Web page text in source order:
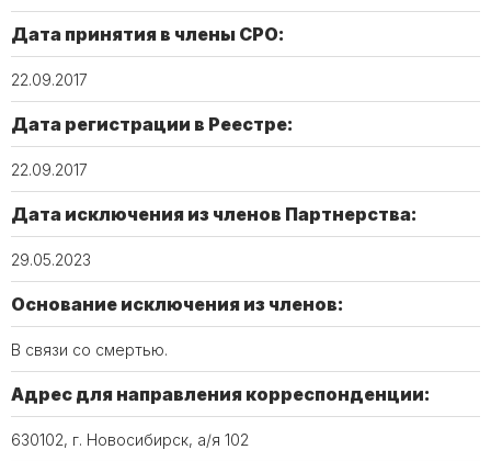
Дата принятия в члены СРО:
22.09.2017
Дата регистрации в Реестре:
22.09.2017
Дата исключения из членов Партнерства:
29.05.2023
Основание исключения из членов:
В связи со смертью.
Адрес для направления корреспонденции:
630102, г. Новосибирск, а/я 102